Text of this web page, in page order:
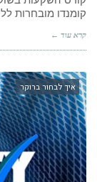
קומנדו מובחרות
קרא עוד ←
איך לבחור ברוקר